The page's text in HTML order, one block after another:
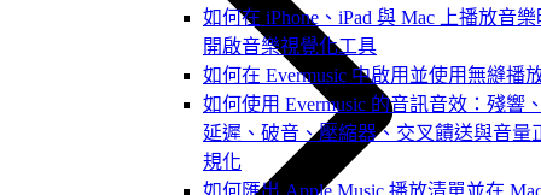
如何在 iPhone、iPad 與 Mac 上播放音樂
開啟音樂視覺化工具
如何在 Evermusic 中啟用並使用無縫播
如何使用 Evermusic 的音訊音效：殘響
延遲、破音、壓縮器、交叉饋送與音量
規化
如何匯出 Apple Music 播放清單並在